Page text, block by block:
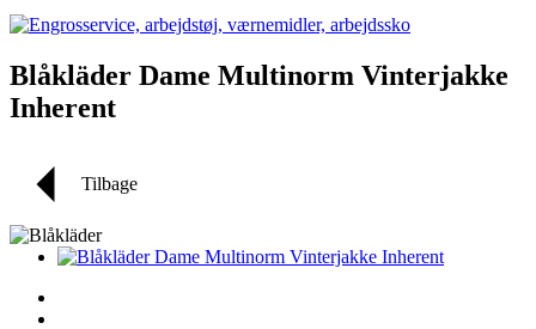
Blåkläder Dame Multinorm Vinterjakke
Inherent
Tilbage